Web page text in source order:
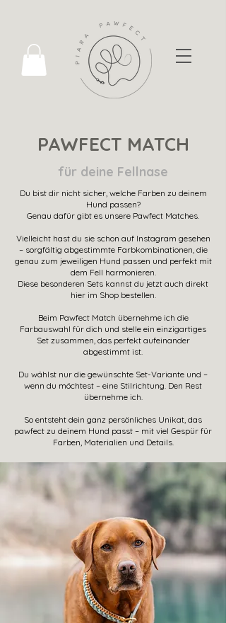
PAWFECT MATCH
für deine Fellnase
Du bist dir nicht sicher, welche Farben zu deinem
Hund passen?
Genau dafür gibt es unsere Pawfect Matches.
Vielleicht hast du sie schon auf Instagram gesehen
– sorgfältig abgestimmte Farbkombinationen, die
genau zum jeweiligen Hund passen und perfekt mit
dem Fell harmonieren.
Diese besonderen Sets kannst du jetzt auch direkt
hier im Shop bestellen.
Beim Pawfect Match übernehme ich die
Farbauswahl für dich und stelle ein einzigartiges
Set zusammen, das perfekt aufeinander
abgestimmt ist.
Du wählst nur die gewünschte Set-Variante und –
wenn du möchtest – eine Stilrichtung. Den Rest
übernehme ich.
So entsteht dein ganz persönliches Unikat, das
pawfect zu deinem Hund passt – mit viel Gespür für
Farben, Materialien und Details.